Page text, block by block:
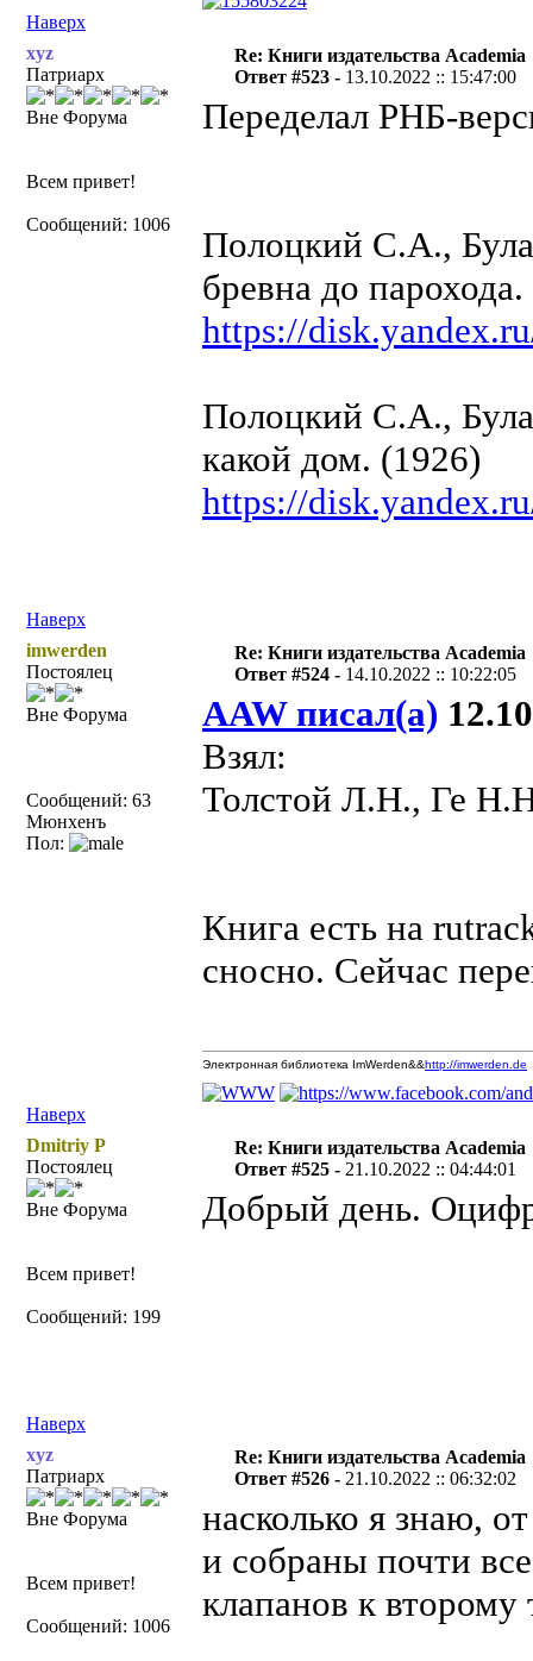
Наверх
xyz
Патриарх
Вне Форума
Всем привет!
Сообщений: 1006
Re: Книги издательства Academia
Ответ #523 - 13.10.2022 :: 15:47:00
Переделал РНБ-
Полоцкий С.А.,
бревна до
https://
Полоцкий С.А.,
какой дом. (1926)
https://
Наверх
imwerden
Постоялец
Вне Форума
Сообщений: 63
Мюнхенъ
Пол:
Re: Книги издательства Academia
Ответ #524 - 14.10.2022 :: 10:22:05
AAW писал(а)
Взял:
Толстой Л.Н., Ге
Книга есть на
сносно. Сейчас
Наверх
Электронная библиотека ImWerden&&http://imwerden.de
Dmitriy P
Постоялец
Вне Форума
Всем привет!
Сообщений: 199
Re: Книги издательства Academia
Ответ #525 - 21.10.2022 :: 04:44:01
Добрый день.
Наверх
xyz
Патриарх
Вне Форума
Всем привет!
Сообщений: 1006
Re: Книги издательства Academia
Ответ #526 - 21.10.2022 :: 06:32:02
насколько я знаю,
и собраны почти
клапанов к второму